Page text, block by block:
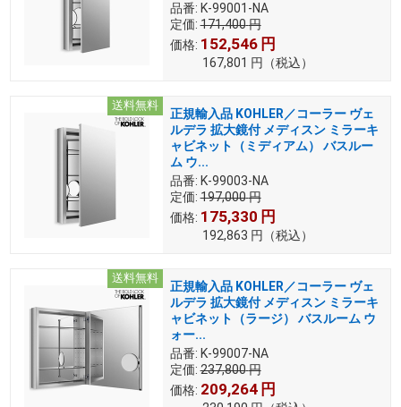
品番: K-99001-NA
定価: 171,400円
価格: 152,546 円
167,801 円 （税込）
送料無料
正規輸入品 KOHLER／コーラー ヴェ
ルデラ 拡大鏡付 メディスン ミラーキ
ャビネット（ミディアム） バスルー
ム ウ...
品番: K-99003-NA
定価: 197,000円
価格: 175,330 円
192,863 円 （税込）
送料無料
正規輸入品 KOHLER／コーラー ヴェ
ルデラ 拡大鏡付 メディスン ミラーキ
ャビネット（ラージ） バスルーム ウ
ォー...
品番: K-99007-NA
定価: 237,800円
価格: 209,264 円